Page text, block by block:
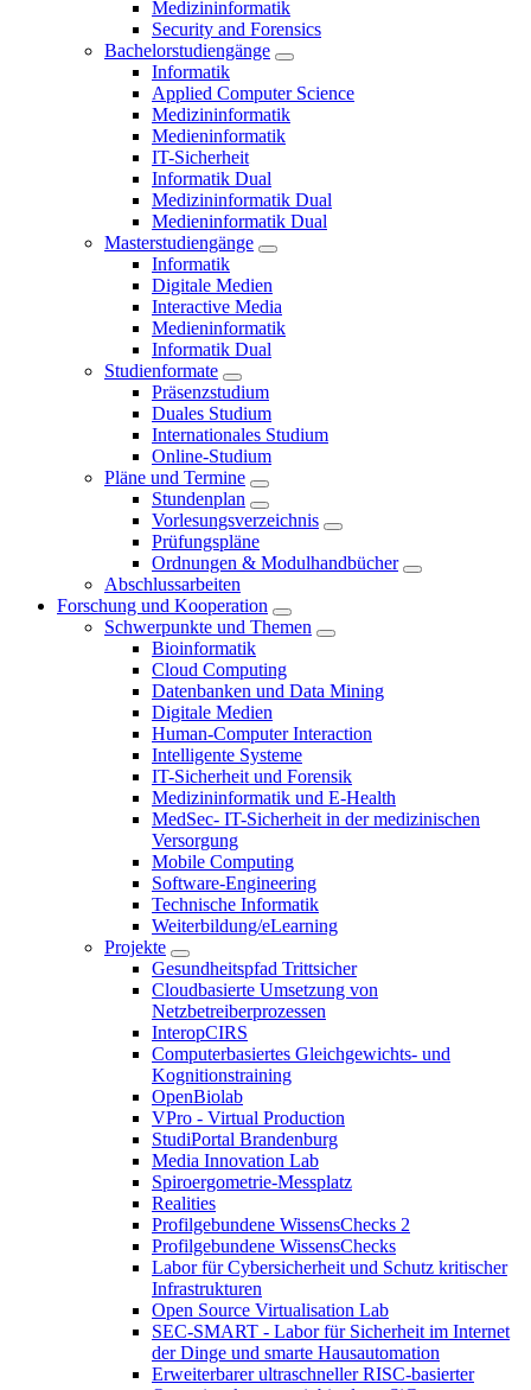
Medizininformatik
Security and Forensics
Bachelorstudiengänge
Informatik
Applied Computer Science
Medizininformatik
Medieninformatik
IT-Sicherheit
Informatik Dual
Medizininformatik Dual
Medieninformatik Dual
Masterstudiengänge
Informatik
Digitale Medien
Interactive Media
Medieninformatik
Informatik Dual
Studienformate
Präsenzstudium
Duales Studium
Internationales Studium
Online-Studium
Pläne und Termine
Stundenplan
Vorlesungsverzeichnis
Prüfungspläne
Ordnungen & Modulhandbücher
Abschlussarbeiten
Forschung und Kooperation
Schwerpunkte und Themen
Bioinformatik
Cloud Computing
Datenbanken und Data Mining
Digitale Medien
Human-Computer Interaction
Intelligente Systeme
IT-Sicherheit und Forensik
Medizininformatik und E-Health
MedSec- IT-Sicherheit in der medizinischen
Versorgung
Mobile Computing
Software-Engineering
Technische Informatik
Weiterbildung/eLearning
Projekte
Gesundheitspfad Trittsicher
Cloudbasierte Umsetzung von
Netzbetreiberprozessen
InteropCIRS
Computerbasiertes Gleichgewichts- und
Kognitionstraining
OpenBiolab
VPro - Virtual Production
StudiPortal Brandenburg
Media Innovation Lab
Spiroergometrie-Messplatz
Realities
Profilgebundene WissensChecks 2
Profilgebundene WissensChecks
Labor für Cybersicherheit und Schutz kritischer
Infrastrukturen
Open Source Virtualisation Lab
SEC-SMART - Labor für Sicherheit im Internet
der Dinge und smarte Hausautomation
Erweiterbarer ultraschneller RISC-basierter